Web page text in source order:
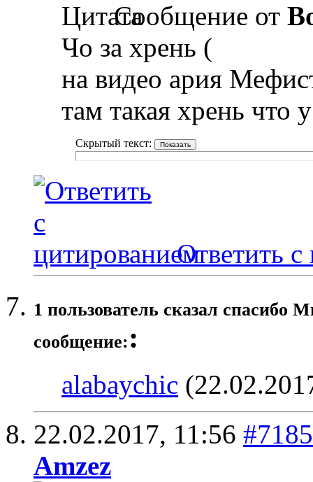
Сообщение от
Чо за хрень (
на видео ария
там такая хрень что
Скрытый текст:
Ответить с
1 пользователь сказал cпасибо
сообщение::
alabaychic
22.02.2017, 11:56 #7185
Amzez